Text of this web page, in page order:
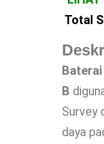
Total
B
Survey
daya